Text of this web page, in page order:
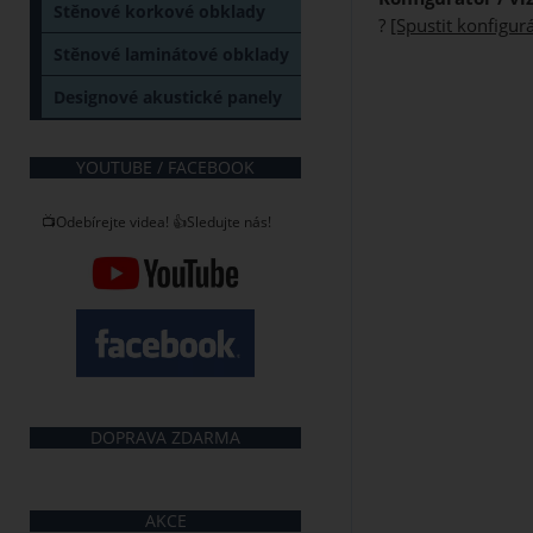
? [Spustit
Stěnové korkové obklady
Stěnové laminátové obklady
Designové akustické panely
YOUTUBE / FACEBOOK
📺Odebírejte videa! 👍Sledujte nás!
DOPRAVA ZDARMA
AKCE